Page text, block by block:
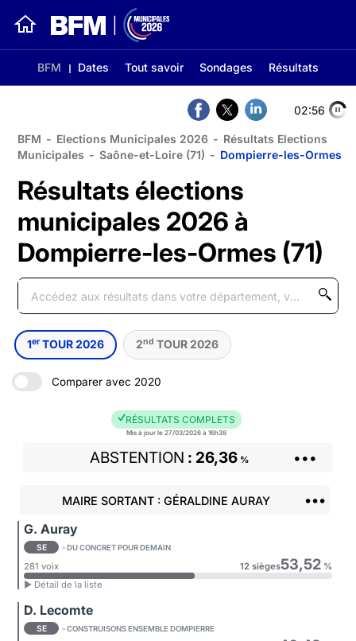
BFM Dates Tout savoir Sondages Résultats
02:56
BFM - Elections Municipales 2026 - Résultats Elections
Municipales - Saône-et-Loire (71) - Dompierre-les-Ormes
Résultats élections
municipales 2026 à
Dompierre-les-Ormes (71)
1er TOUR 2026 2nd TOUR 2026
Comparer avec 2020
RÉSULTATS COMPLETS
Mis à jour le 27/03/2026 à 16h38
ABSTENTION 26,36 % •••
MAIRE SORTANT : GÉRALDINE AURAY •••
G. Auray
SE - DU CONCRET POUR DEMAIN
281 voix 12 sièges53,52%
► Détail de la liste
D. Lecomte
SE - CONSTRUISONS ENSEMBLE DOMPIERRE